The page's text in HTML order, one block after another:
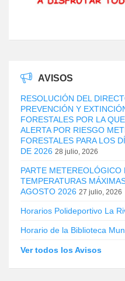
AVISOS
RESOLUCIÓN DEL
PREVENCIÓN Y
FORESTALES POR LA
ALERTA POR RIESGO
FORESTALES PARA LOS
DE 2026 28 julio, 2026
PARTE METEREOLÓGICO
TEMPERATURAS
AGOSTO 2026 27 julio, 2026
Horarios Polideportivo La
Horario de la Biblioteca
Ver todos los Avisos